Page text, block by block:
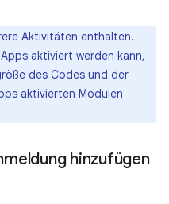
Aktivitäten enthalten.
aktiviert werden kann,
des Codes und der
aktivierten Modulen
hinzufügen